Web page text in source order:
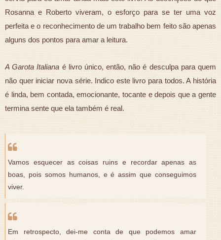
Rosanna e Roberto viveram, o esforço para se ter uma voz
perfeita e o reconhecimento de um trabalho bem feito são apenas
alguns dos pontos para amar a leitura.
A Garota Italianaé livro único, então, não é desculpa para quem
não quer iniciar nova série. Indico este livro para todos. A história
é linda, bem contada, emocionante, tocante e depois que a gente
termina sente que ela também é real.
Vamos esquecer as coisas ruins e recordar apenas as
boas, pois somos humanos, e é assim que conseguimos
viver.
Em retrospecto, dei-me conta de que podemos amar